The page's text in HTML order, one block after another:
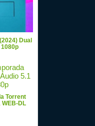
Dual
Torrent
WEB-DL